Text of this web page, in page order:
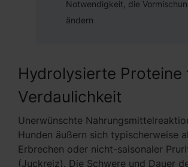
Notwendigkeit, die
ändern
Hydrolysierte Proteine
Verdaulichkeit
Unerwünschte
Hunden äußern sich typischerweise
Erbrechen oder nicht-saisonaler
(Juckreiz). Die Schwere und Dauer